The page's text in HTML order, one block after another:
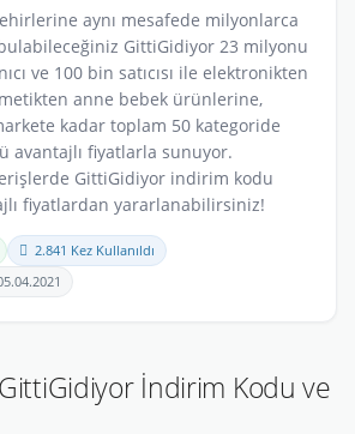
aynı mesafede milyonlarca
GittiGidiyor 23 milyonu
ve 100 bin satıcısı ile elektronikten
anne bebek ürünlerine,
kadar toplam 50 kategoride
avantajlı fiyatlarla sunuyor.
GittiGidiyor indirim kodu
fiyatlardan yararlanabilirsiniz!
2.841 Kez Kullanıldı
İndirim Kodu ve